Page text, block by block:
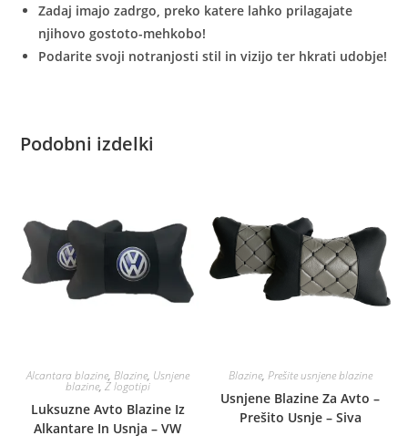
Zadaj imajo zadrgo, preko katere lahko prilagajate
njihovo gostoto-mehkobo!
Podarite svoji notranjosti stil in vizijo ter hkrati udobje!
Podobni izdelki
Alcantara blazine, Blazine, Usnjene
blazine, Z logotipi
Luksuzne Avto Blazine Iz
Alkantare In Usnja – VW
Blazine, Prešite usnjene blazine
Usnjene Blazine Za Avto –
Prešito Usnje – Siva